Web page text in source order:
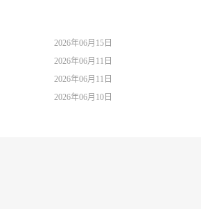
2026年06月15日
2026年06月11日
2026年06月11日
2026年06月10日